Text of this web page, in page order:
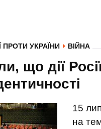
ПРОТИ УКРАЇНИ ВІЙНА
що дії
15
на